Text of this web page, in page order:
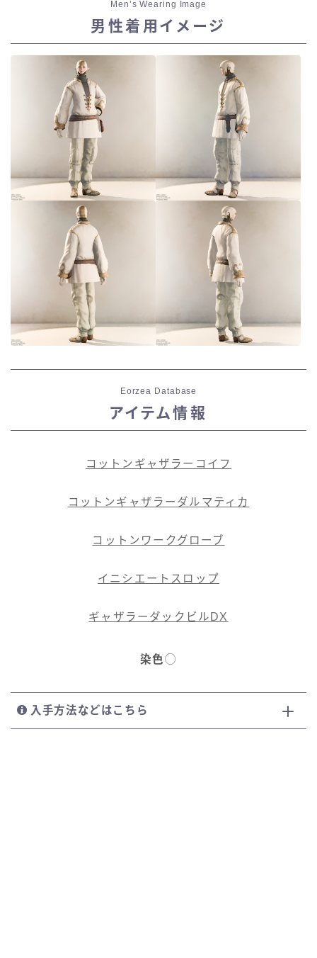
Men’s Wearing Image
男性着用イメージ
Eorzea Database
アイテム情報
コットンギャザラーコイフ
コットンギャザラーダルマティカ
コットンワークグローブ
イニシエートスロップ
ギャザラーダックビルDX
染色◯
入手方法などはこちら